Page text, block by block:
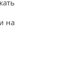
на